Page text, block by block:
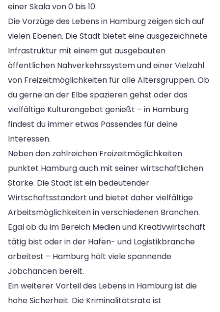
einer Skala von 0 bis 10.
Die Vorzüge des Lebens in Hamburg zeigen sich auf
vielen Ebenen. Die Stadt bietet eine ausgezeichnete
Infrastruktur mit einem gut ausgebauten
öffentlichen Nahverkehrssystem und einer Vielzahl
von Freizeitmöglichkeiten für alle Altersgruppen. Ob
du gerne an der Elbe spazieren gehst oder das
vielfältige Kulturangebot genießt – in Hamburg
findest du immer etwas Passendes für deine
Interessen.
Neben den zahlreichen Freizeitmöglichkeiten
punktet Hamburg auch mit seiner wirtschaftlichen
Stärke. Die Stadt ist ein bedeutender
Wirtschaftsstandort und bietet daher vielfältige
Arbeitsmöglichkeiten in verschiedenen Branchen.
Egal ob du im Bereich Medien und Kreativwirtschaft
tätig bist oder in der Hafen- und Logistikbranche
arbeitest – Hamburg hält viele spannende
Jobchancen bereit.
Ein weiterer Vorteil des Lebens in Hamburg ist die
hohe Sicherheit. Die Kriminalitätsrate ist